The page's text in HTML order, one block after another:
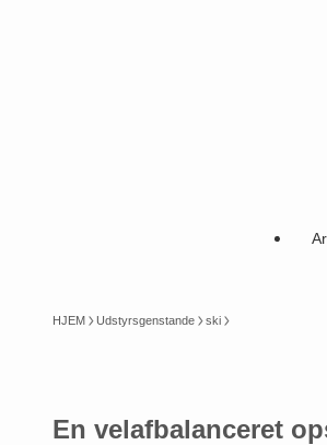
HJEM Udstyrsgenstande ski
En velafbalanceret